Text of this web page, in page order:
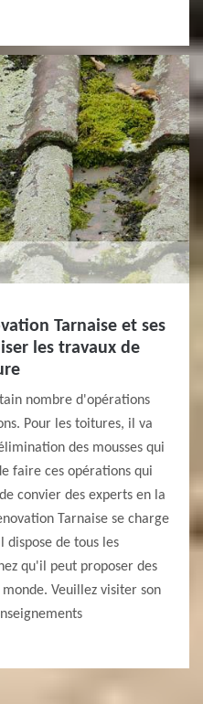
Tarnaise et ses
les travaux de
nombre d'opérations
Pour les toitures, il va
des mousses qui
faire ces opérations qui
convier des experts en la
Tarnaise se charge
dispose de tous les
qu'il peut proposer des
Veuillez visiter son